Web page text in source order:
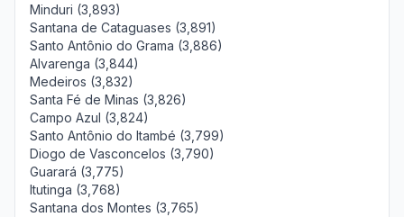
Minduri (3,893)
Santana de Cataguases (3,891)
Santo Antônio do Grama (3,886)
Alvarenga (3,844)
Medeiros (3,832)
Santa Fé de Minas (3,826)
Campo Azul (3,824)
Santo Antônio do Itambé (3,799)
Diogo de Vasconcelos (3,790)
Guarará (3,775)
Itutinga (3,768)
Santana dos Montes (3,765)